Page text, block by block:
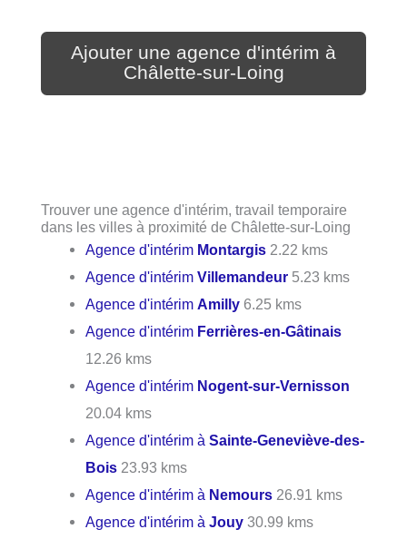
Ajouter une agence d'intérim à
Châlette-sur-Loing
Trouver une agence d'intérim, travail temporaire
dans les villes à proximité de Châlette-sur-Loing
Agence d'intérim Montargis 2.22 kms
Agence d'intérimVillemandeur 5.23 kms
Agence d'intérimAmilly 6.25 kms
Agence d'intérim Ferrières-en-Gâtinais
12.26 kms
Agence d'intérim Nogent-sur-Vernisson
20.04 kms
Agence d'intérim àSainte-Geneviève-des-
Bois 23.93 kms
Agence d'intérim à Nemours 26.91 kms
Agence d'intérim àJouy 30.99 kms